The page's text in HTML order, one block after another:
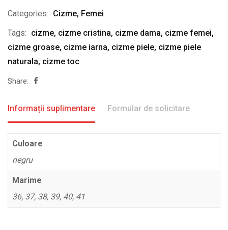
Categories: Cizme, Femei
Tags: cizme, cizme cristina, cizme dama, cizme femei,
cizme groase, cizme iarna, cizme piele, cizme piele
naturala, cizme toc
Share:
Informații suplimentare Formular de solicitare
Culoare
negru
Marime
36, 37, 38, 39, 40, 41